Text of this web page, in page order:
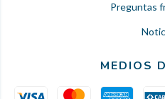
Preguntas
MEDIOS